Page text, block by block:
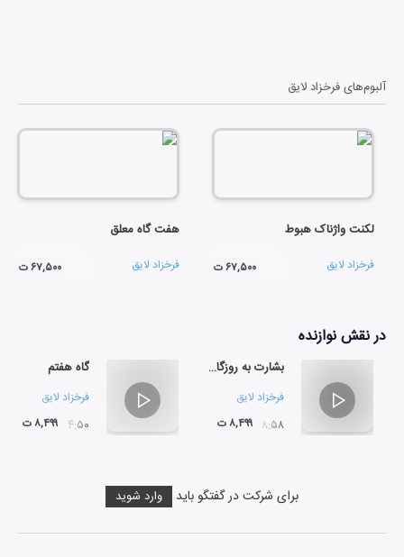
کلاسیک غربی است.
آلبوم‌هایفرخزاد لایق
لکنت واژناک هبوط
فرخزاد لایق ۶۷,۵۰۰ ت
هفت گاه معلق
فرخزاد لایق ۶۷,۵۰۰ ت
در نقشنوازنده
بشارت به روزگار وهن (قطعه ای برای کوارتت زهی)
فرخزاد لایق
۰۸:۵۸ ۸,۴۹۹ ت
گاه هفتم
فرخزاد لایق
۰۴:۵۰ ۸,۴۹۹ ت
برای شرکت در گفتگو باید وارد شوید